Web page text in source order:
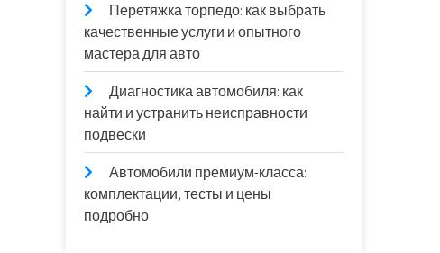
Перетяжка торпедо: как выбрать
качественные услуги и опытного
мастера для авто
Диагностика автомобиля: как
найти и устранить неисправности
подвески
Автомобили премиум-класса:
комплектации, тесты и цены
подробно